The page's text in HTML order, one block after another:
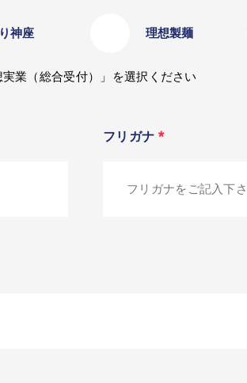
神座 理想製麺
業（総合受付）」を選択ください
フリガナ *